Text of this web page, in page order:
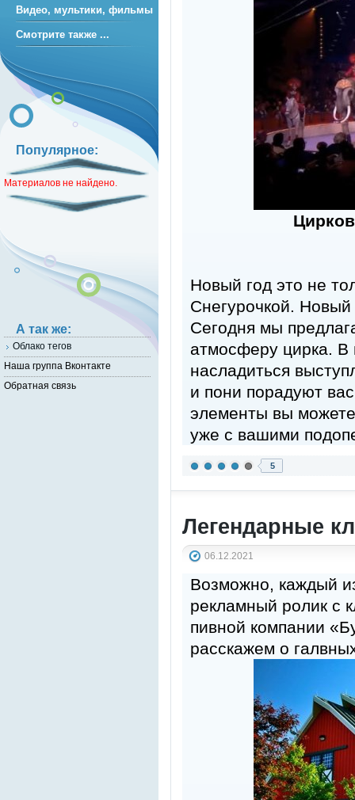
Новый год это не
Снегурочкой.
Сегодня мы
атмосферу цирка.
насладиться
и пони порадуют
элементы вы можете
уже с вашими
5
Легендарные
06.12.2021
Возможно, каждый
рекламный ролик с
пивной компании
расскажем о
Видео, мультики, фильмы
Смотрите также ...
Популярное:
Материалов не найдено.
А так же:
Облако тегов
Наша группа Вконтакте
Обратная связь